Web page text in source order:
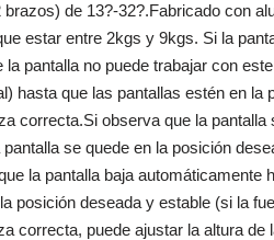
de 13?-32?.Fabricado con
estar entre 2kgs y 9kgs. Si la
pantalla no puede trabajar con
hasta que las pantallas estén en la
correcta.Si observa que la
se quede en la posición
la pantalla baja automáticamente
posición deseada y estable (si la
correcta, puede ajustar la altura